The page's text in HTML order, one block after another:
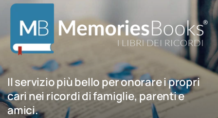
Il servizio più bello per onorare i propri
cari nei ricordi di famiglie, parenti e
amici.